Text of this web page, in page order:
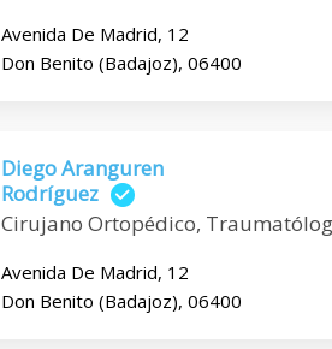
Avenida De Madrid, 12
Don Benito (Badajoz), 06400
Diego Aranguren
Rodríguez
Cirujano Ortopédico,
Avenida De Madrid, 12
Don Benito (Badajoz), 06400